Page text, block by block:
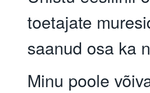
toetajate
saanud osa ka
Minu poole